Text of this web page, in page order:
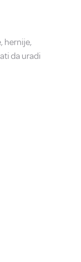
hernije,
da uradi